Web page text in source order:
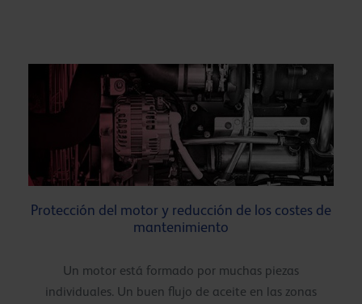
Protección del motor y reducción de los costes de
mantenimiento
Un motor está formado por muchas piezas
individuales. Un buen flujo de aceite en las zonas